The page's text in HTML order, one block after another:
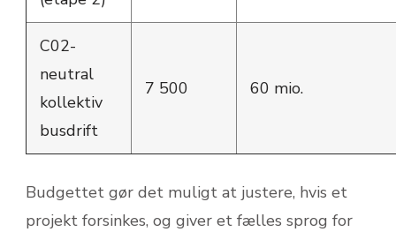
C02-
neutral
kollektiv
busdrift
7 500 60 mio.
Budgettet gør det muligt at justere, hvis et
projekt forsinkes, og giver et fælles sprog for